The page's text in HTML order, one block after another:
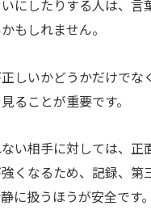
にしたりする人は、言
もしれません。
しいかどうかだけでな
ることが重要です。
い相手に対しては、正
くなるため、記録、第
に扱うほうが安全です。